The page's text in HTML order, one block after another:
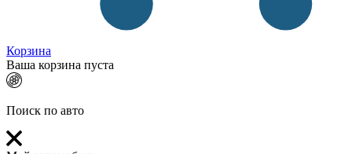
Корзина
Ваша корзина пуста
Поиск по авто